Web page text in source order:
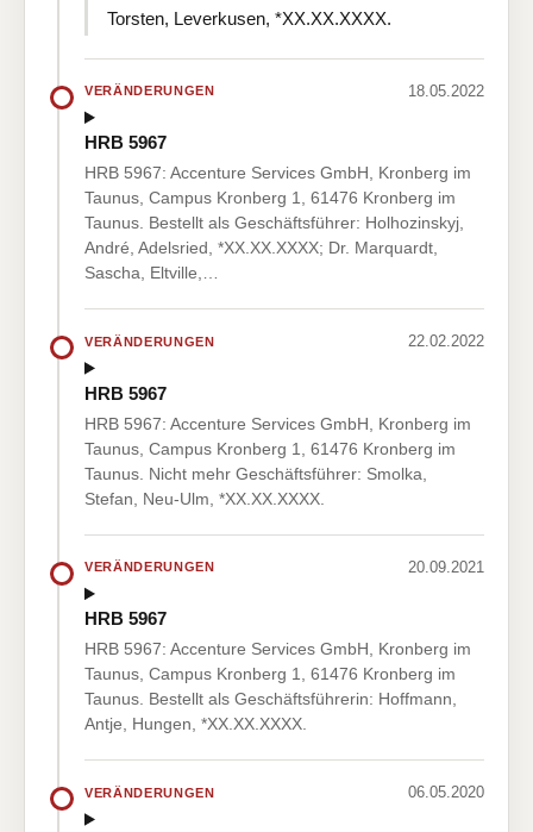
Torsten, Leverkusen, *XX.XX.XXXX.
VERÄNDERUNGEN 18.05.2022
HRB 5967
HRB 5967: Accenture Services GmbH, Kronberg im
Taunus, Campus Kronberg 1, 61476 Kronberg im
Taunus. Bestellt als Geschäftsführer: Holhozinskyj,
André, Adelsried, *XX.XX.XXXX; Dr. Marquardt,
Sascha, Eltville,…
VERÄNDERUNGEN 22.02.2022
HRB 5967
HRB 5967: Accenture Services GmbH, Kronberg im
Taunus, Campus Kronberg 1, 61476 Kronberg im
Taunus. Nicht mehr Geschäftsführer: Smolka,
Stefan, Neu-Ulm, *XX.XX.XXXX.
VERÄNDERUNGEN 20.09.2021
HRB 5967
HRB 5967: Accenture Services GmbH, Kronberg im
Taunus, Campus Kronberg 1, 61476 Kronberg im
Taunus. Bestellt als Geschäftsführerin: Hoffmann,
Antje, Hungen, *XX.XX.XXXX.
VERÄNDERUNGEN 06.05.2020